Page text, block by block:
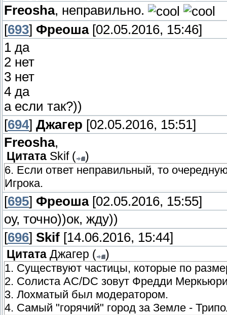
Freosha, неправильно.
[693] Фреоша[02.05.2016, 15:46]
1 да
2 нет
3 нет
4 да
а если так?))
[694] Джагер [02.05.2016, 15:51]
Freosha,
Цитата Skif(
)
6. Если ответ неправильный, то
Игрока.
[695] Фреоша[02.05.2016, 15:55]
оу, точно))ок, жду))
[696] Skif [14.06.2016, 15:44]
Цитата Джагер (
)
1. Существуют частицы, которые по
2. Солиста AC/DC зовут Фредди
3. Лохматый был модератором.
4. Самый "горячий" город за Земле -